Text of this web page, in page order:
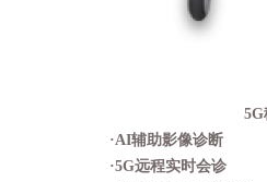
5G
·AI辅助影像诊断
·5G远程实时会诊